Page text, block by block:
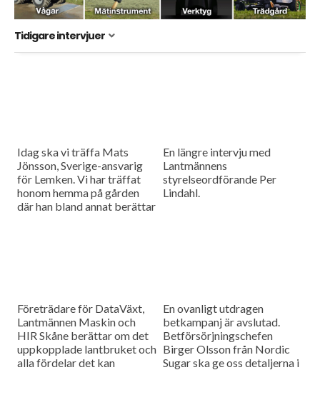
Tidigare intervjuer
Idag ska vi träffa Mats
Jönsson, Sverige-ansvarig
för Lemken. Vi har träffat
honom hemma på gården
där han bland annat berättar
En längre intervju med
Lantmännens
styrelseordförande Per
Lindahl.
Företrädare för DataVäxt,
Lantmännen Maskin och
HIR Skåne berättar om det
uppkopplade lantbruket och
alla fördelar det kan
En ovanligt utdragen
betkampanj är avslutad.
Betförsörjningschefen
Birger Olsson från Nordic
Sugar ska ge oss detaljerna i